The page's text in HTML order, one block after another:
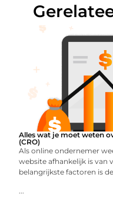
Alles wat je moet weten
(CRO)
Als online ondernemer
website afhankelijk is van
belangrijkste factoren is de
...